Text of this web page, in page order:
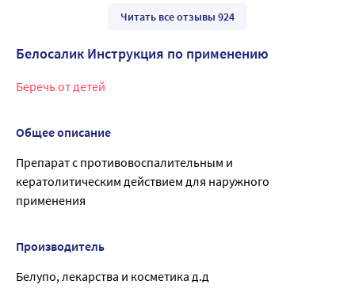
Читать все отзывы 924
Белосалик Инструкция по применению
Беречь от детей
Общее описание
Препарат с противовоспалительным и
кератолитическим действием для наружного
применения
Производитель
Белупо, лекарства и косметика д.д